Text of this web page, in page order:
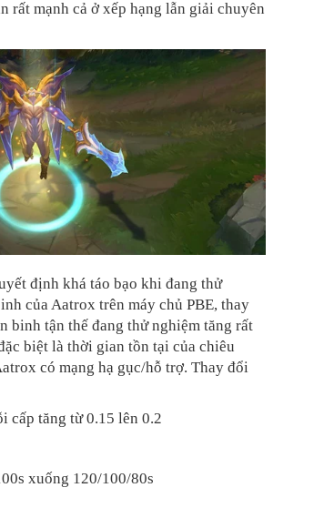
rất mạnh cả ở xếp hạng lẫn giải chuyên
định khá táo bạo khi đang thử
của Aatrox trên máy chủ PBE, thay
binh tận thế đang thử nghiệm tăng rất
biệt là thời gian tồn tại của chiêu
có mạng hạ gục/hỗ trợ. Thay đổi
cấp tăng từ 0.15 lên 0.2
xuống 120/100/80s